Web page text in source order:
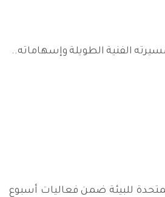
الفنية الطويلة وإسهاماته..
للبيئة ضمن فعاليات أسبوع